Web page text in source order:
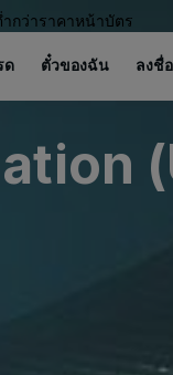
กว่าราคาหน้าบัตร
ด ตั๋วของฉัน ลงชื่